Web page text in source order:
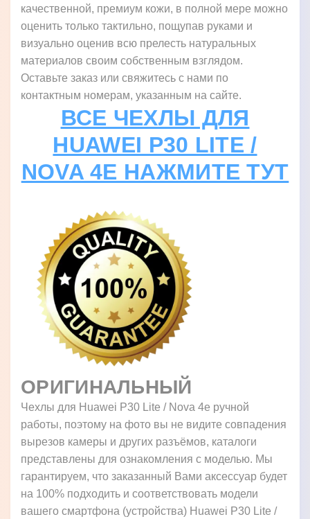
качественной, премиум кожи, в полной мере можно
оценить только тактильно, пощупав руками и
визуально оценив всю прелесть натуральных
материалов своим собственным взглядом.
Оставьте заказ или свяжитесь с нами по
контактным номерам, указанным на сайте.
ВСЕ ЧЕХЛЫ ДЛЯ
HUAWEI P30 LITE /
NOVA 4E НАЖМИТЕ ТУТ
ОРИГИНАЛЬНЫЙ
Чехлы для Huawei P30 Lite / Nova 4e ручной
работы, поэтому на фото вы не видите совпадения
вырезов камеры и других разъёмов, каталоги
представлены для ознакомления с моделью. Мы
гарантируем, что заказанный Вами аксессуар будет
на 100% подходить и соответствовать модели
вашего смартфона (устройства) Huawei P30 Lite /